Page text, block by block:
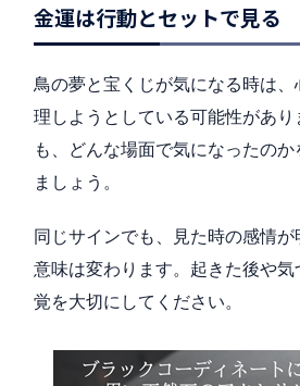
金運は行動とセットで見る
鳥の夢と宝くじが気になる時は
理しようとしている可能性があり
も、どんな場面で気になったの
ましょう。
同じサインでも、見た時の感情
意味は変わります。起きた後や
覚を大切にしてください。